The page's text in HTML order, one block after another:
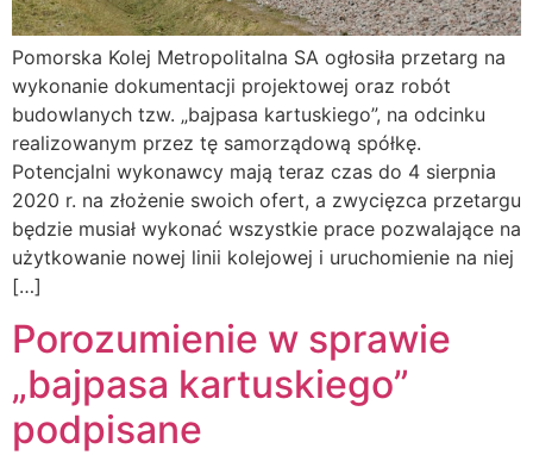
Pomorska Kolej Metropolitalna SA ogłosiła przetarg na
wykonanie dokumentacji projektowej oraz robót
budowlanych tzw. „bajpasa kartuskiego”, na odcinku
realizowanym przez tę samorządową spółkę.
Potencjalni wykonawcy mają teraz czas do 4 sierpnia
2020 r. na złożenie swoich ofert, a zwycięzca przetargu
będzie musiał wykonać wszystkie prace pozwalające na
użytkowanie nowej linii kolejowej i uruchomienie na niej
[…]
Porozumienie w sprawie
„bajpasa kartuskiego”
podpisane